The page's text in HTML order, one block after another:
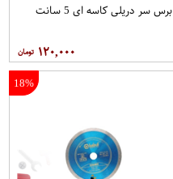
برس سر دریلی کاسه ای 5 سانت
۱۲۰,۰۰۰
18%